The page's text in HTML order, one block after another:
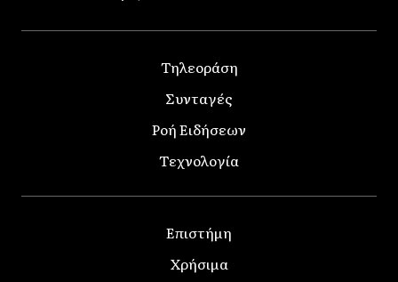
Τηλεοράση
Συνταγές
Ροή Ειδήσεων
Τεχνολογία
Επιστήμη
Χρήσιμα